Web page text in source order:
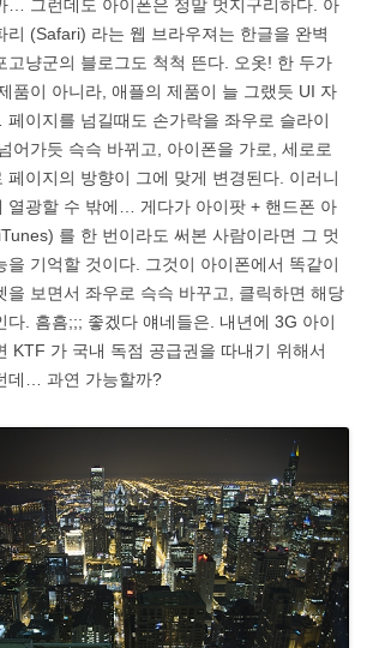
… 그런데도 아이폰은 정말 멋지구리하다. 아
리 (Safari) 라는 웹 브라우져는 한글을 완벽
고냥군의 블로그도 척척 뜬다. 오옷! 한 두가
품이 아니라, 애플의 제품이 늘 그랬듯 UI 자
이지를 넘길때도 손가락을 좌우로 슬라이
어가듯 슥슥 바뀌고, 아이폰을 가로, 세로로
페이지의 방향이 그에 맞게 변경된다. 이러니
열광할 수 밖에… 게다가 아이팟 + 핸드폰 아
를 한 번이라도 써본 사람이라면 그 멋
을 기억할 것이다. 그것이 아이폰에서 똑같이
을 보면서 좌우로 슥슥 바꾸고, 클릭하면 해당
다. 흠흠;;; 좋겠다 얘네들은. 내년에 3G 아이
KTF 가 국내 독점 공급권을 따내기 위해서
데… 과연 가능할까?